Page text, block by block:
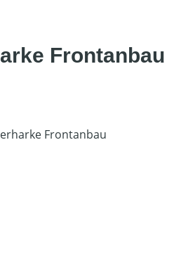
Frontanbau